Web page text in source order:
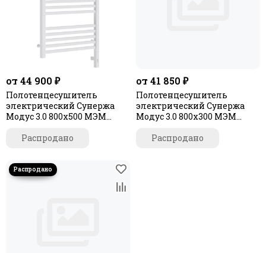
от 44 900 ₽
Полотенцесушитель
электрический Сунержа
Модус 3.0 800х500 МЭМ
Распродано
от 41 850 ₽
Полотенцесушитель
электрический Сунержа
Модус 3.0 800x300 МЭМ
Распродано